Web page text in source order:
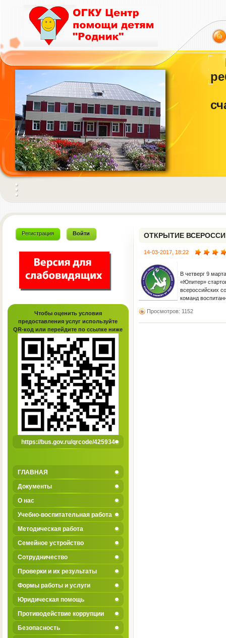
Регистрация Войти
Чтобы оценить условия
предоставления услуг используйте
QR-код или перейдите по ссылке ниже
https://bus.gov.ru/qrcode/425934
ГЛАВНАЯ
Документы
О нас
Учебно-воспитательная работа
Методическая работа
Семейное устройство
Сотрудничество
Проверки и их результаты
Формы работы и услуги
Юридическая помощь
Противодействие коррупции
Безопасность
ОТКРЫТИЕ
СОРЕВНОВАНИЙ ПО
ЗАВИСИТ ОТ ТЕБЯ-
14-03-2017, 18:22
В четверг 9
«Юпитер»
всероссийских
команд
Просмотров: 1152